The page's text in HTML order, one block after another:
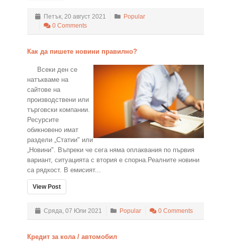
Петък, 20 август 2021
Popular
0 Comments
Как да пишете новини правилно?
Всеки ден се
натъкваме на
сайтове на
производствени или
търговски компании.
Ресурсите
обикновено имат
раздели „Статии" или
„Новини". Въпреки че сега няма оплаквания по първия
вариант, ситуацията с втория е спорна.Реалните новини
са рядкост. В емисият...
View Post
Сряда, 07 Юли 2021 Popular 0 Comments
Кредит за кола / автомобил